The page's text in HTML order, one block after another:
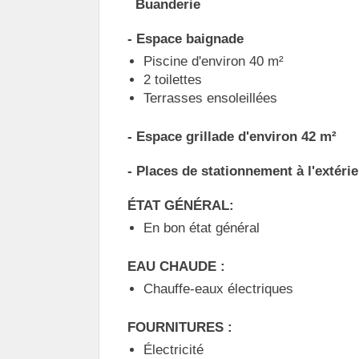
Buanderie
- Espace baignade
Piscine d'environ 40 m²
2 toilettes
Terrasses ensoleillées
- Espace grillade d'environ 42 m²
- Places de stationnement à
ÉTAT GÉNÉRAL:
En bon état général
EAU CHAUDE :
Chauffe-eaux électriques
FOURNITURES :
Électricité